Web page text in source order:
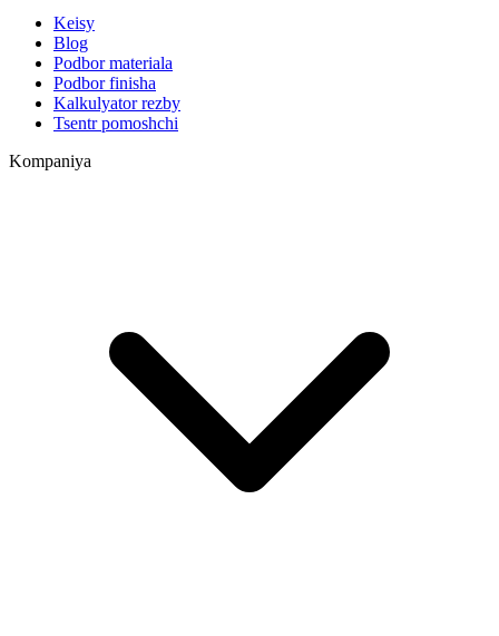
Keisy
Blog
Podbor materiala
Podbor finisha
Kalkulyator rezby
Tsentr pomoshchi
Kompaniya